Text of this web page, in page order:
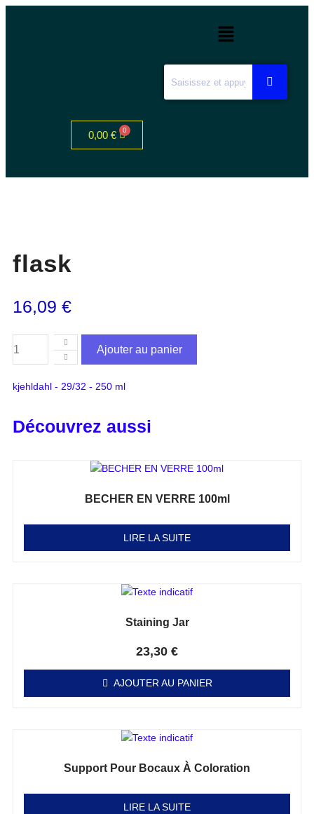
0,00 €
flask
16,09 €
Ajouter au panier
kjehldahl - 29/32 - 250 ml
Découvrez aussi
BECHER EN VERRE 100ml
LIRE LA SUITE
Staining Jar
23,30 €
AJOUTER AU PANIER
Support Pour Bocaux À Coloration
LIRE LA SUITE